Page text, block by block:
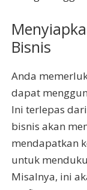
Bisnis
Anda
dapat
Ini terlepas
bisnis akan
mendapatkan
untuk
Misalnya, ini